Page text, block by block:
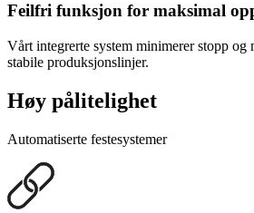
Feilfri funksjon for maksimal
Vårt integrerte system minimerer stopp og
stabile produksjonslinjer.
Høy pålitelighet
Automatiserte festesystemer